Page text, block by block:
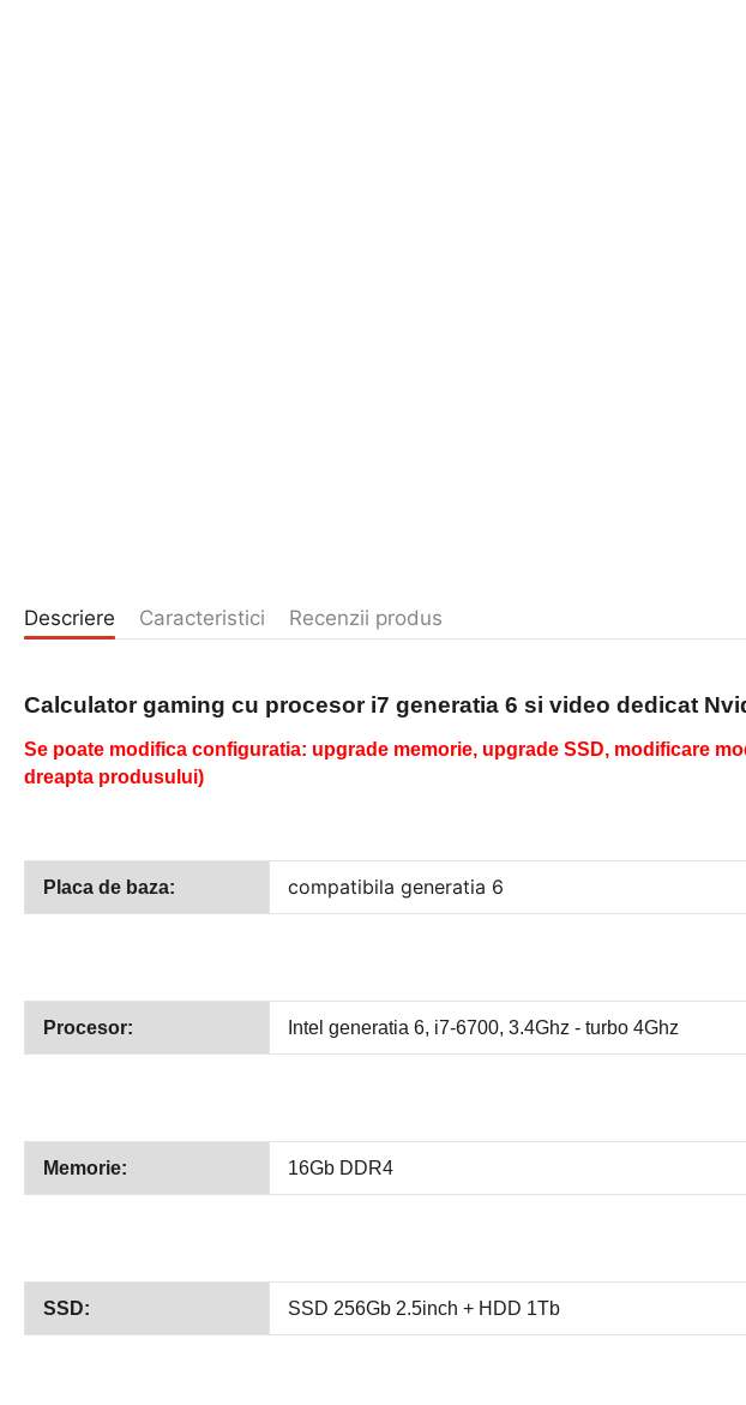
Descriere Caracteristici Recenzii produs
Calculator gaming cu procesor i7 generatia 6 si video dedicat
Se poate modifica configuratia: upgrade memorie, upgrade SSD, modificare
dreapta produsului)
Placa de baza: compatibila generatia 6
Procesor: Intel generatia 6, i7-6700, 3.4Ghz - turbo 4Ghz
Memorie: 16Gb DDR4
SSD: SSD 256Gb 2.5inch + HDD 1Tb